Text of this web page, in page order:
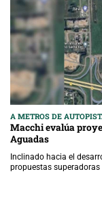
A METROS DE
Macchi evalúa
Aguadas
Inclinado hacia el
propuestas superadoras